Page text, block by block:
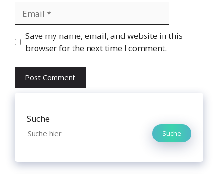
Website
Save my name, email, and website in this
browser for the next time I comment.
Suche
Suche